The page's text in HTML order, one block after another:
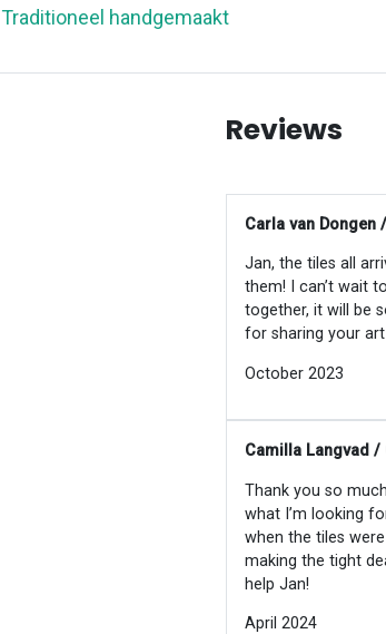
Traditioneel handgemaakt
Reviews
Carla van Dongen
Jan, the tiles all
them! I can’t wait
together, it will be
for sharing your
October 2023
Camilla Langvad /
Thank you so
what I’m looking
when the tiles
making the tight
help Jan!
April 2024